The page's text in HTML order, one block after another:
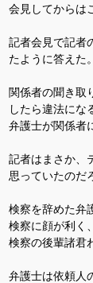
会見してからは
記者会見で記者
たように答えた。
関係者の聞き取
したら違法にな
弁護士が関係者
記者はまさか、
思っていたのだ
検察を辞めた弁
検察に顔が利く
検察の後輩諸君
弁護士は依頼人